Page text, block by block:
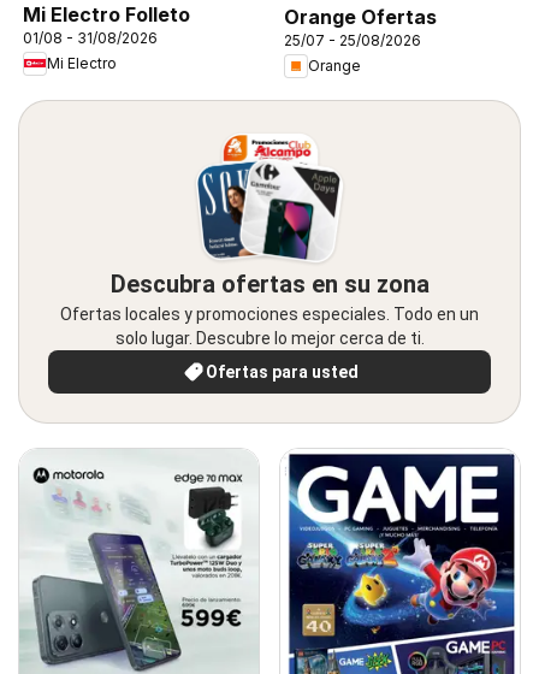
Mi Electro Folleto
01/08 - 31/08/2026
Mi Electro
Orange Ofertas
25/07 - 25/08/2026
Orange
Descubra ofertas en su zona
Ofertas locales y promociones especiales. Todo en un
solo lugar. Descubre lo mejor cerca de ti.
Ofertas para usted